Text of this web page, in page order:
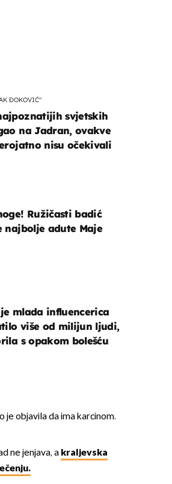
ĐOKOVIĆ"
svjetskih
na Jadran, ovakve
nisu očekivali
Ružičasti badić
najbolje adute Maje
mlada influencerica
više od milijun ljudi,
s opakom bolešću
je objavila da ima karcinom.
ne jenjava, a kraljevska